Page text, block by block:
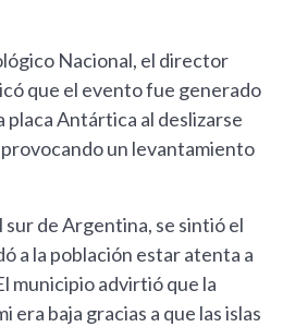
Nacional, el director
que el evento fue generado
placa Antártica al deslizarse
provocando un levantamiento
sur de Argentina, se sintió el
a la población estar atenta a
municipio advirtió que la
era baja gracias a que las islas